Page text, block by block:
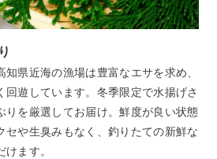
県近海の漁場は豊富なエサを求め、
回遊しています。冬季限定で水揚げさ
りを厳選してお届け。鮮度が良い状態
セや生臭みもなく、釣りたての新鮮な
ます。